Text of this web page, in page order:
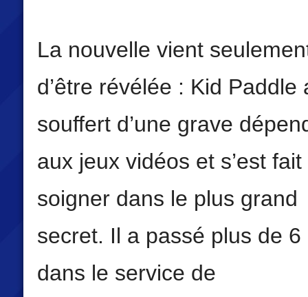
La nouvelle vient
d’être révélée : Kid Paddle
souffert d’une grave
aux jeux vidéos et s’est fait
soigner dans le plus grand
secret. Il a passé plus de 6
dans le service de